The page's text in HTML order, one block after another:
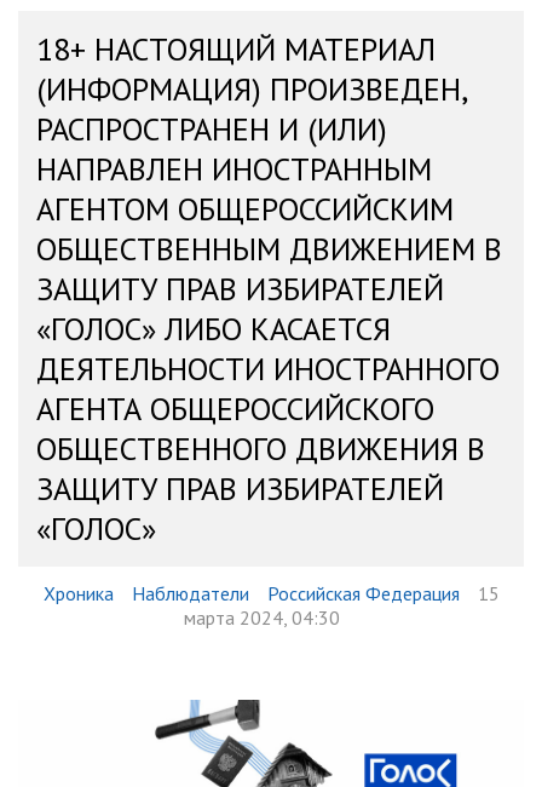
18+ НАСТОЯЩИЙ МАТЕРИАЛ
(ИНФОРМАЦИЯ) ПРОИЗВЕДЕН,
РАСПРОСТРАНЕН И (ИЛИ)
НАПРАВЛЕН ИНОСТРАННЫМ
АГЕНТОМ ОБЩЕРОССИЙСКИМ
ОБЩЕСТВЕННЫМ ДВИЖЕНИЕМ В
ЗАЩИТУ ПРАВ ИЗБИРАТЕЛЕЙ
«ГОЛОС» ЛИБО КАСАЕТСЯ
ДЕЯТЕЛЬНОСТИ ИНОСТРАННОГО
АГЕНТА ОБЩЕРОССИЙСКОГО
ОБЩЕСТВЕННОГО ДВИЖЕНИЯ В
ЗАЩИТУ ПРАВ ИЗБИРАТЕЛЕЙ
«ГОЛОС»
Хроника Наблюдатели Российская Федерация
15
марта 2024, 04:30